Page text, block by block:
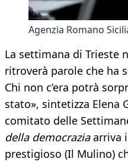
Agenzia Romano
La settimana di Trieste
ritroverà parole che ha
Chi non c’era potrà
stato», sintetizza Elena
comitato delle
della democraziaarriva
prestigioso (Il Mulino)